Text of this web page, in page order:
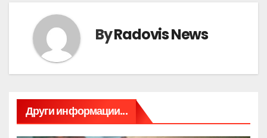
ByRadovis News
Други информации...